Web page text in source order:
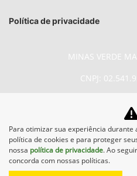
Política de privacidade
MINAS VERDE
CNPJ:
No trânsito, enxergar o
salva vidas.
Para otimizar sua experiência durante
política de cookies e para proteger
nossa política de privacidade. Ao
concorda com nossas políticas.